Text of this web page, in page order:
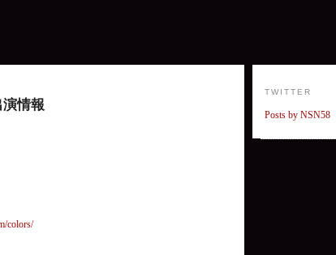
情報
colors/
TWITTER
Posts by NSN58